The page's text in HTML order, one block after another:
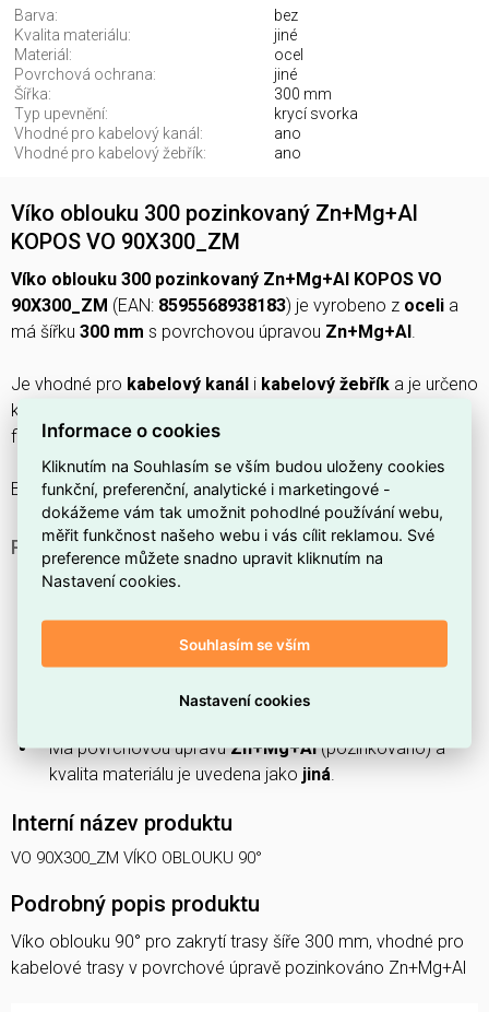
Barva:
bez
Kvalita materiálu:
jiné
Materiál:
ocel
Povrchová ochrana:
jiné
Šířka:
300 mm
Typ upevnění:
krycí svorka
Vhodné pro kabelový kanál:
ano
Vhodné pro kabelový žebřík:
ano
Víko oblouku 300 pozinkovaný Zn+Mg+Al
KOPOS VO 90X300_ZM
Víko oblouku 300 pozinkovaný Zn+Mg+Al KOPOS VO
90X300_ZM (EAN: 8595568938183) je vyrobeno z oceli a
má šířku 300 mm s povrchovou úpravou Zn+Mg+Al .
Je vhodné pro kabelový kanál i kabelový žebřík a je určeno
k upevnění pomocí
fixaci kabelů.
Barva:bez, kvalita materiálu:jiné.
PROČ SI VYBRAT TOTO VÍKO OBLOUKU?
Má šířku300 mm
Hodí se i pro montáž nakabelový žebřík
Má povrchovou úpravuZn+Mg+Al(pozinkováno) a
kvalita materiálu je uvedena jako jiná.
Interní název produktu
VO 90X300_ZM VÍKO OBLOUKU 90°
Podrobný popis produktu
Víko oblouku 90° pro zakrytí trasy šíře 300 mm, vhodné pro
kabelové trasy v povrchové úpravě pozinkováno Zn+Mg+Al
Informace o cookies
Kliknutím na Souhlasím se vším budou uloženy cookies
funkční, preferenční, analytické i marketingové -
dokážeme vám tak umožnit pohodlné používání webu,
měřit funkčnost našeho webu i vás cílit reklamou. Své
preference můžete snadno upravit kliknutím na
Nastavení cookies.
Souhlasím se vším
Nastavení cookies